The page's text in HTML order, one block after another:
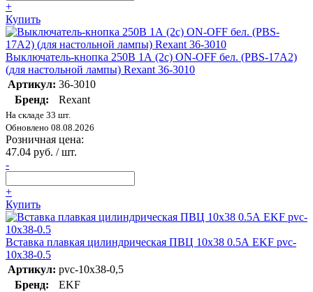
+
Купить
Выключатель-кнопка 250В 1А (2с) ON-OFF бел. (PBS-17A2)
(для настольной лампы) Rexant 36-3010
Артикул: 36-3010
Бренд:
Rexant
На складе 33 шт.
Обновлено 08.08.2026
Розничная цена:
47.04 руб. / шт.
-
+
Купить
Вставка плавкая цилиндрическая ПВЦ 10х38 0.5А EKF pvc-
10x38-0.5
Артикул: pvc-10x38-0,5
Бренд:
EKF